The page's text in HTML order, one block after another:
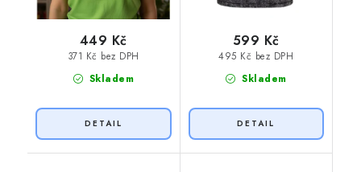
Skladem
371 Kč bez DPH
449 Kč
Skladem
495 Kč bez DPH
599 Kč